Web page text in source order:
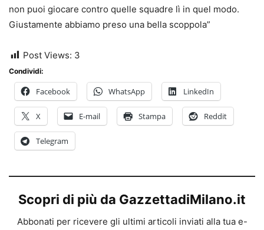
non puoi giocare contro quelle squadre lì in quel modo.
Giustamente abbiamo preso una bella scoppola”
Post Views: 3
Condividi:
Facebook WhatsApp LinkedIn
X E-mail Stampa Reddit
Telegram
Scopri di più da GazzettadiMilano.it
Abbonati per ricevere gli ultimi articoli inviati alla tua e-